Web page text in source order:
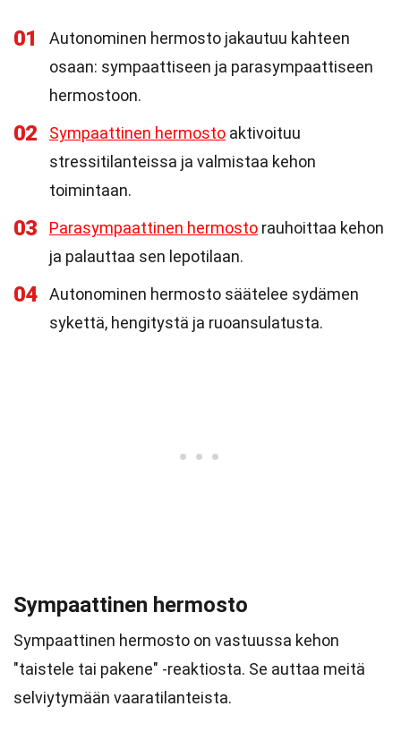
01
Autonominen hermosto jakautuu kahteen
osaan: sympaattiseen ja parasympaattiseen
hermostoon.
02 Sympaattinen hermosto aktivoituu
stressitilanteissa ja valmistaa kehon
toimintaan.
03 Parasympaattinen hermosto rauhoittaa kehon
ja palauttaa sen lepotilaan.
04
Autonominen hermosto säätelee sydämen
sykettä, hengitystä ja ruoansulatusta.
Sympaattinen hermosto
Sympaattinen hermosto on vastuussa kehon
"taistele tai pakene" -reaktiosta. Se auttaa meitä
selviytymään vaaratilanteista.